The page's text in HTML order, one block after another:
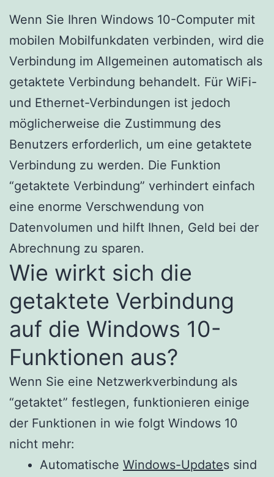
Wenn Sie Ihren Windows 10-Computer mit
mobilen Mobilfunkdaten verbinden, wird die
Verbindung im Allgemeinen automatisch als
getaktete Verbindung behandelt. Für WiFi-
und Ethernet-Verbindungen ist jedoch
möglicherweise die Zustimmung des
Benutzers erforderlich, um eine getaktete
Verbindung zu werden. Die Funktion
“getaktete Verbindung” verhindert einfach
eine enorme Verschwendung von
Datenvolumen und hilft Ihnen, Geld bei der
Abrechnung zu sparen.
Wie wirkt sich die
getaktete Verbindung
auf die Windows 10-
Funktionen aus?
Wenn Sie eine Netzwerkverbindung als
“getaktet” festlegen, funktionieren einige
der Funktionen in wie folgt Windows 10
nicht mehr:
Automatische Windows-Updates sind